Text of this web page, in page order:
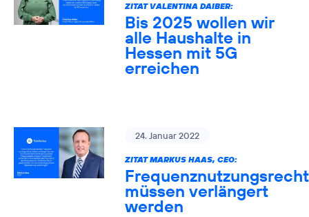
ZITAT VALENTINA DAIBER:
Bis 2025 wollen wir
alle Haushalte in
Hessen mit 5G
erreichen
24. Januar 2022
ZITAT MARKUS HAAS, CEO:
müssen verlängert
werden